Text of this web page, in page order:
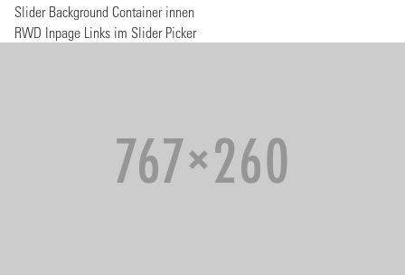
Slider Background Container innen
RWD Inpage Links im Slider Picker